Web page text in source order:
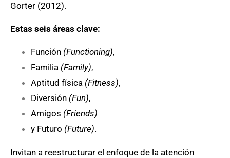
Gorter (2012).
Estas seis áreas clave:
Función (Functioning),
Familia (Family),
Aptitud física (Fitness),
Diversión (Fun),
Amigos (Friends)
y Futuro (Future).
Invitan a reestructurar el enfoque de la atención